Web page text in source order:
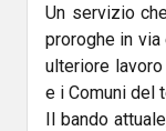
Un servizio
proroghe in via
ulteriore
e i Comuni del
Il bando